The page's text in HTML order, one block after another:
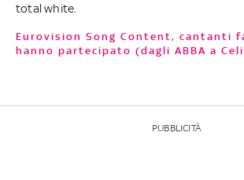
total white.
Eurovision Song Content, cantanti famosi che
hanno partecipato (dagli ABBA a
PUBBLICITÀ